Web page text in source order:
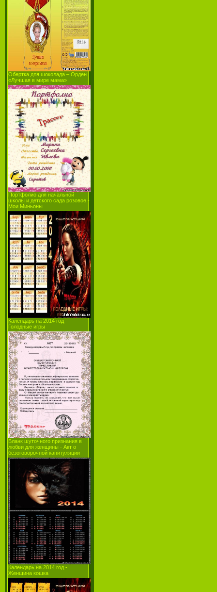
Обертка для шоколада – Орден
«Лучшая в мире мама»
Портфолио для начальной
школы и детcкого сада розовое -
Мои Миньоны
Календарь на 2014 год -
Голодные игры
Бланк шуточного признания в
любви для женщины - Акт о
безоговорочной капитуляции
Календарь на 2014 год -
Женщина кошка